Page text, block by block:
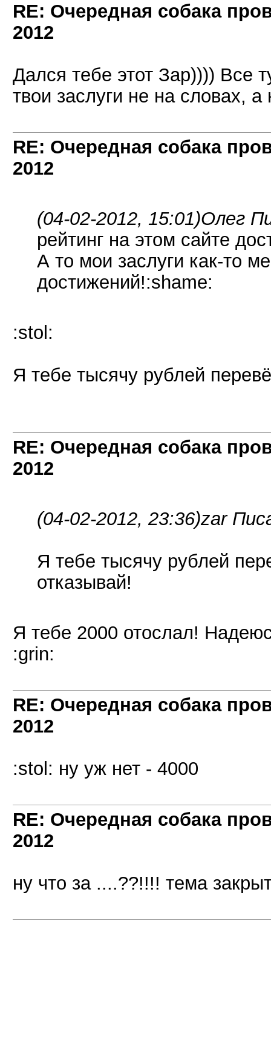
RE: Очередная собака
2012
Дался тебе этот Зар)))) Все
твои заслуги не на словах, а
RE: Очередная собака
2012
(04-02-2012, 15:01)Олег
рейтинг на этом сайте
А то мои заслуги как-то
достижений!:shame:
:stol:
Я тебе тысячу рублей
RE: Очередная собака
2012
(04-02-2012, 23:36)zar
Я тебе тысячу рублей
отказывай!
Я тебе 2000 отослал!
:grin:
RE: Очередная собака
2012
:stol: ну уж нет - 4000
RE: Очередная собака
2012
ну что за ....??!!!! тема